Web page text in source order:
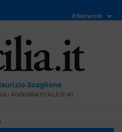
Il Network
Scaglione
- AGGIORNATO ALLE 19:40